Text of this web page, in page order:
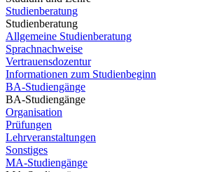
Studienberatung
Studienberatung
Allgemeine Studienberatung
Sprachnachweise
Vertrauensdozentur
Informationen zum Studienbeginn
BA-Studiengänge
BA-Studiengänge
Organisation
Prüfungen
Lehrveranstaltungen
Sonstiges
MA-Studiengänge